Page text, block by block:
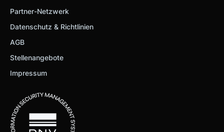
Partner-Netzwerk
Datenschutz & Richtlinien
AGB
Stellenangebote
Impressum